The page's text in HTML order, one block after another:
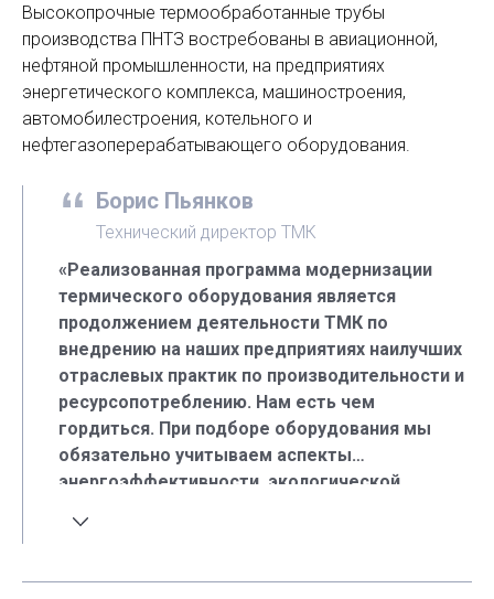
Высокопрочные термообработанные трубы
производства ПНТЗ востребованы в авиационной,
нефтяной промышленности, на предприятиях
энергетического комплекса, машиностроения,
автомобилестроения, котельного и
нефтегазоперерабатывающего оборудования.
Борис Пьянков
Технический директор ТМК
«Реализованная программа модернизации
термического оборудования является
продолжением деятельности ТМК по
внедрению на наших предприятиях наилучших
отраслевых практик по производительности и
ресурсопотреблению. Нам есть чем
гордиться. При подборе оборудования мы
обязательно учитываем аспекты
энергоэффективности, экологической